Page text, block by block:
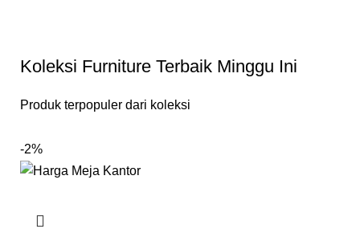
Koleksi Furniture Terbaik Minggu Ini
Produk terpopuler dari koleksi
-2%